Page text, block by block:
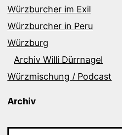
Würzburcher im Exil
Würzburcher in Peru
Würzburg
Archiv Willi Dürrnagel
Würzmischung / Podcast
Archiv